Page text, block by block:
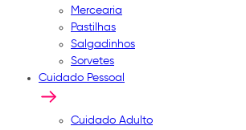
Mercearia
Pastilhas
Salgadinhos
Sorvetes
Cuidado Pessoal
Cuidado Adulto